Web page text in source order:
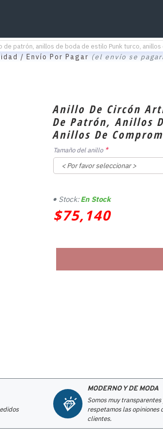
de patrón, anillos de boda de estilo Punk turco,
/ Envío Por Pagar (el envío se
Anillo De Circón
De Patrón, Anillos
Anillos De
$75,140
Stock: En Stock
Tamaño del anillo
MODERNO Y DE MODA
Somos muy transparentes
respetamos las opiniones
clientes.